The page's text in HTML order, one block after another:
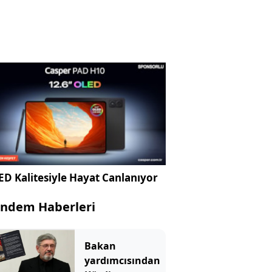
Kalitesiyle Hayat Canlanıyor
Haberleri
Bakan
yardımcısından